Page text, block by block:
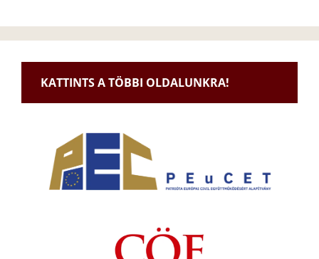
KATTINTS A TÖBBI OLDALUNKRA!